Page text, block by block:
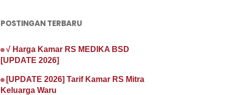
POSTINGAN TERBARU
√ Harga Kamar RS MEDIKA BSD
[UPDATE 2026]
[UPDATE 2026] Tarif Kamar RS Mitra
Keluarga Waru